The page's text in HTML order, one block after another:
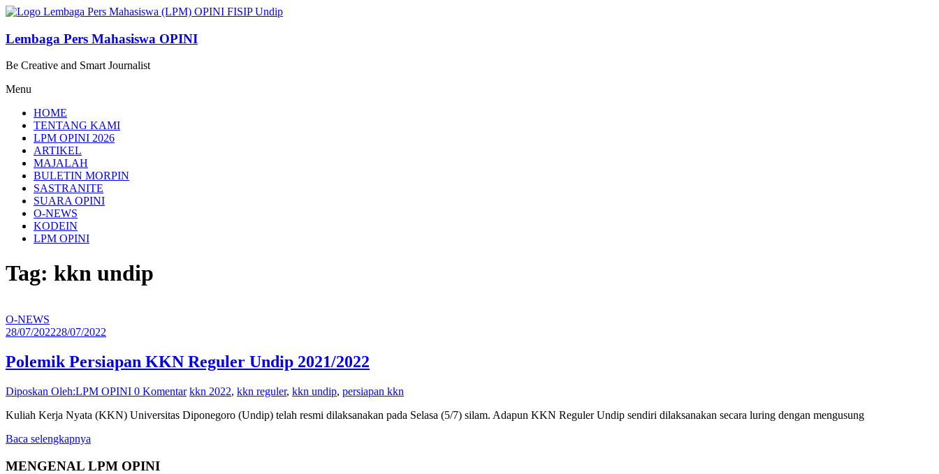
Lompat
konten
Lembaga Pers Mahasiswa OPINI
Be Creative and Smart Journalist
Menu
HOME
TENTANG KAMI
LPM OPINI 2026
ARTIKEL
MAJALAH
BULETIN MORPIN
SASTRANITE
SUARA OPINI
O-NEWS
KODEIN
LPM OPINI
Tag: kkn undip
O-NEWS
28/07/202228/07/2022
Polemik Persiapan KKN Reguler Undip 2021/2022
Diposkan Oleh:LPM OPINI 0 Komentar kkn 2022, kkn reguler, kkn undip, persiapan kkn
Kuliah Kerja Nyata (KKN) Universitas Diponegoro (Undip) telah resmi dilaksanakan pada Selasa (5/7) silam. Adapun KKN Reguler Undip sendiri dilaksanakan secara luring dengan mengusung
Baca selengkapnya
MENGENAL LPM OPINI